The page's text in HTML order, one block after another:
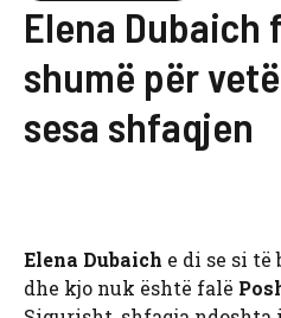
Elena Dubaich
shumë për
sesa shfaqjen
Elena Dubaich e di se si të
dhe kjo nuk është falë